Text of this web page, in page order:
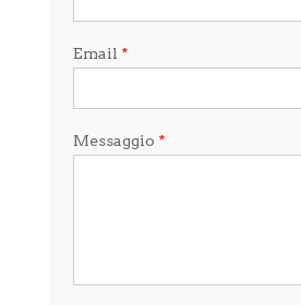
Email *
Messaggio *